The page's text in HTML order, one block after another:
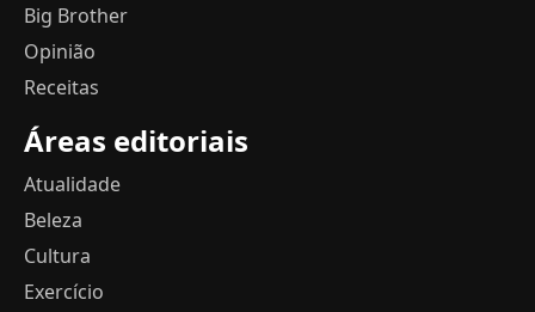
Big Brother
Opinião
Receitas
Áreas editoriais
Atualidade
Beleza
Cultura
Exercício